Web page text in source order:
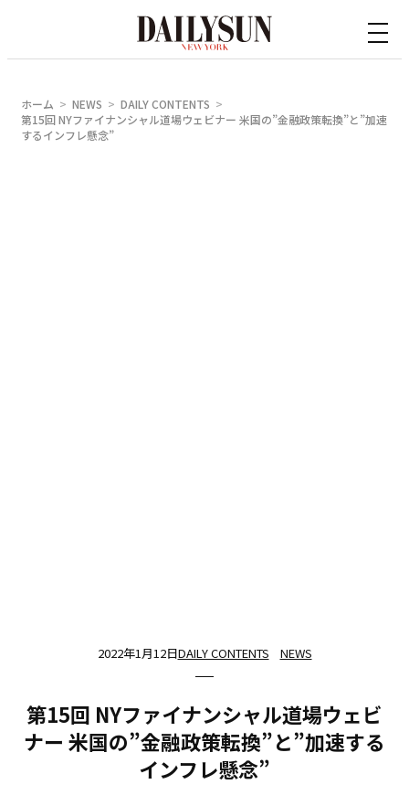
ホーム NEWS
DAILY CONTENTS
第15回 NYファイナンシャル道場ウェビナー 米国の”金融政策転換”と”加速
するインフレ懸念”
2022年1月12日DAILY CONTENTS NEWS
第15回 NYファイナンシャル道場ウェビ
ナー 米国の”金融政策転換”と”加速する
インフレ懸念”